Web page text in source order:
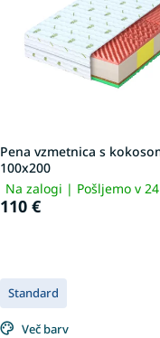
Pena vzmetnica s
100x200
Na zalogi | Pošljemo v
110 €
Standard
Več barv